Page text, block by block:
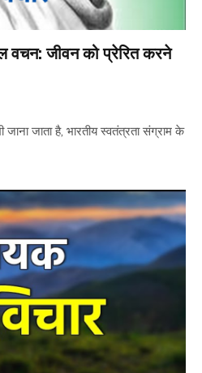
वचन: जीवन को प्रेरित करने
जाना जाता है, भारतीय स्वतंत्रता संग्राम के